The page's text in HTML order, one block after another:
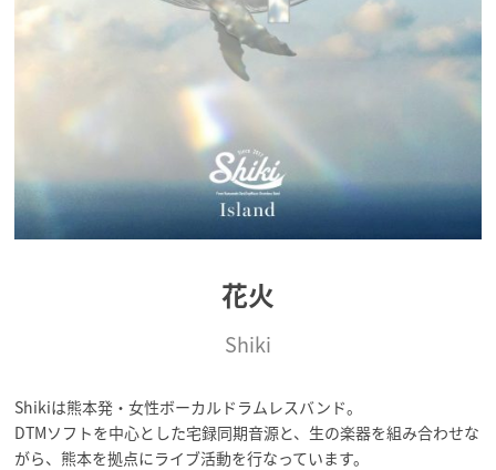
花火
Shiki
Shikiは熊本発・女性ボーカルドラムレスバンド。
DTMソフトを中心とした宅録同期音源と、生の楽器を組み合わせな
がら、熊本を拠点にライブ活動を行なっています。